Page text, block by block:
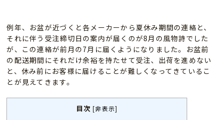
例年、お盆が近づくと各メーカーから夏休み期間の連絡と、
それに伴う受注締切日の案内が届くのが8月の風物詩でした
が、この連絡が前月の7月に届くようになりました。お盆前
の配送期間にそれだけ余裕を持たせて受注、出荷を進めない
と、休み前にお客様に届けることが難しくなってきているこ
とが見えてきます。
目次 [非表示]